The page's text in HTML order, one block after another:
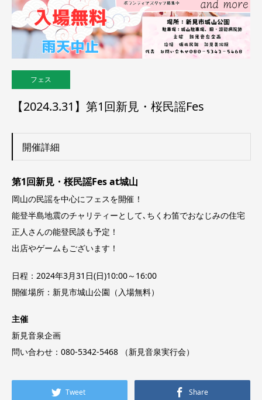
フェス
【2024.3.31】第1回新見・桜民謡Fes
開催詳細
第1回新見・桜民謡Fes at城山
岡山の民謡を中心にフェスを開催！
能登半島地震のチャリティーとして､ちくわ笛でおなじみの住宅
正人さんの能登民談も予定！
出店やゲームもございます！
日程：2024年3月31日(日)10:00～16:00
開催場所：新見市城山公園（入場無料）
主催
新見音泉企画
問い合わせ：080-5342-5468 （新見音泉実行会）
Tweet Share